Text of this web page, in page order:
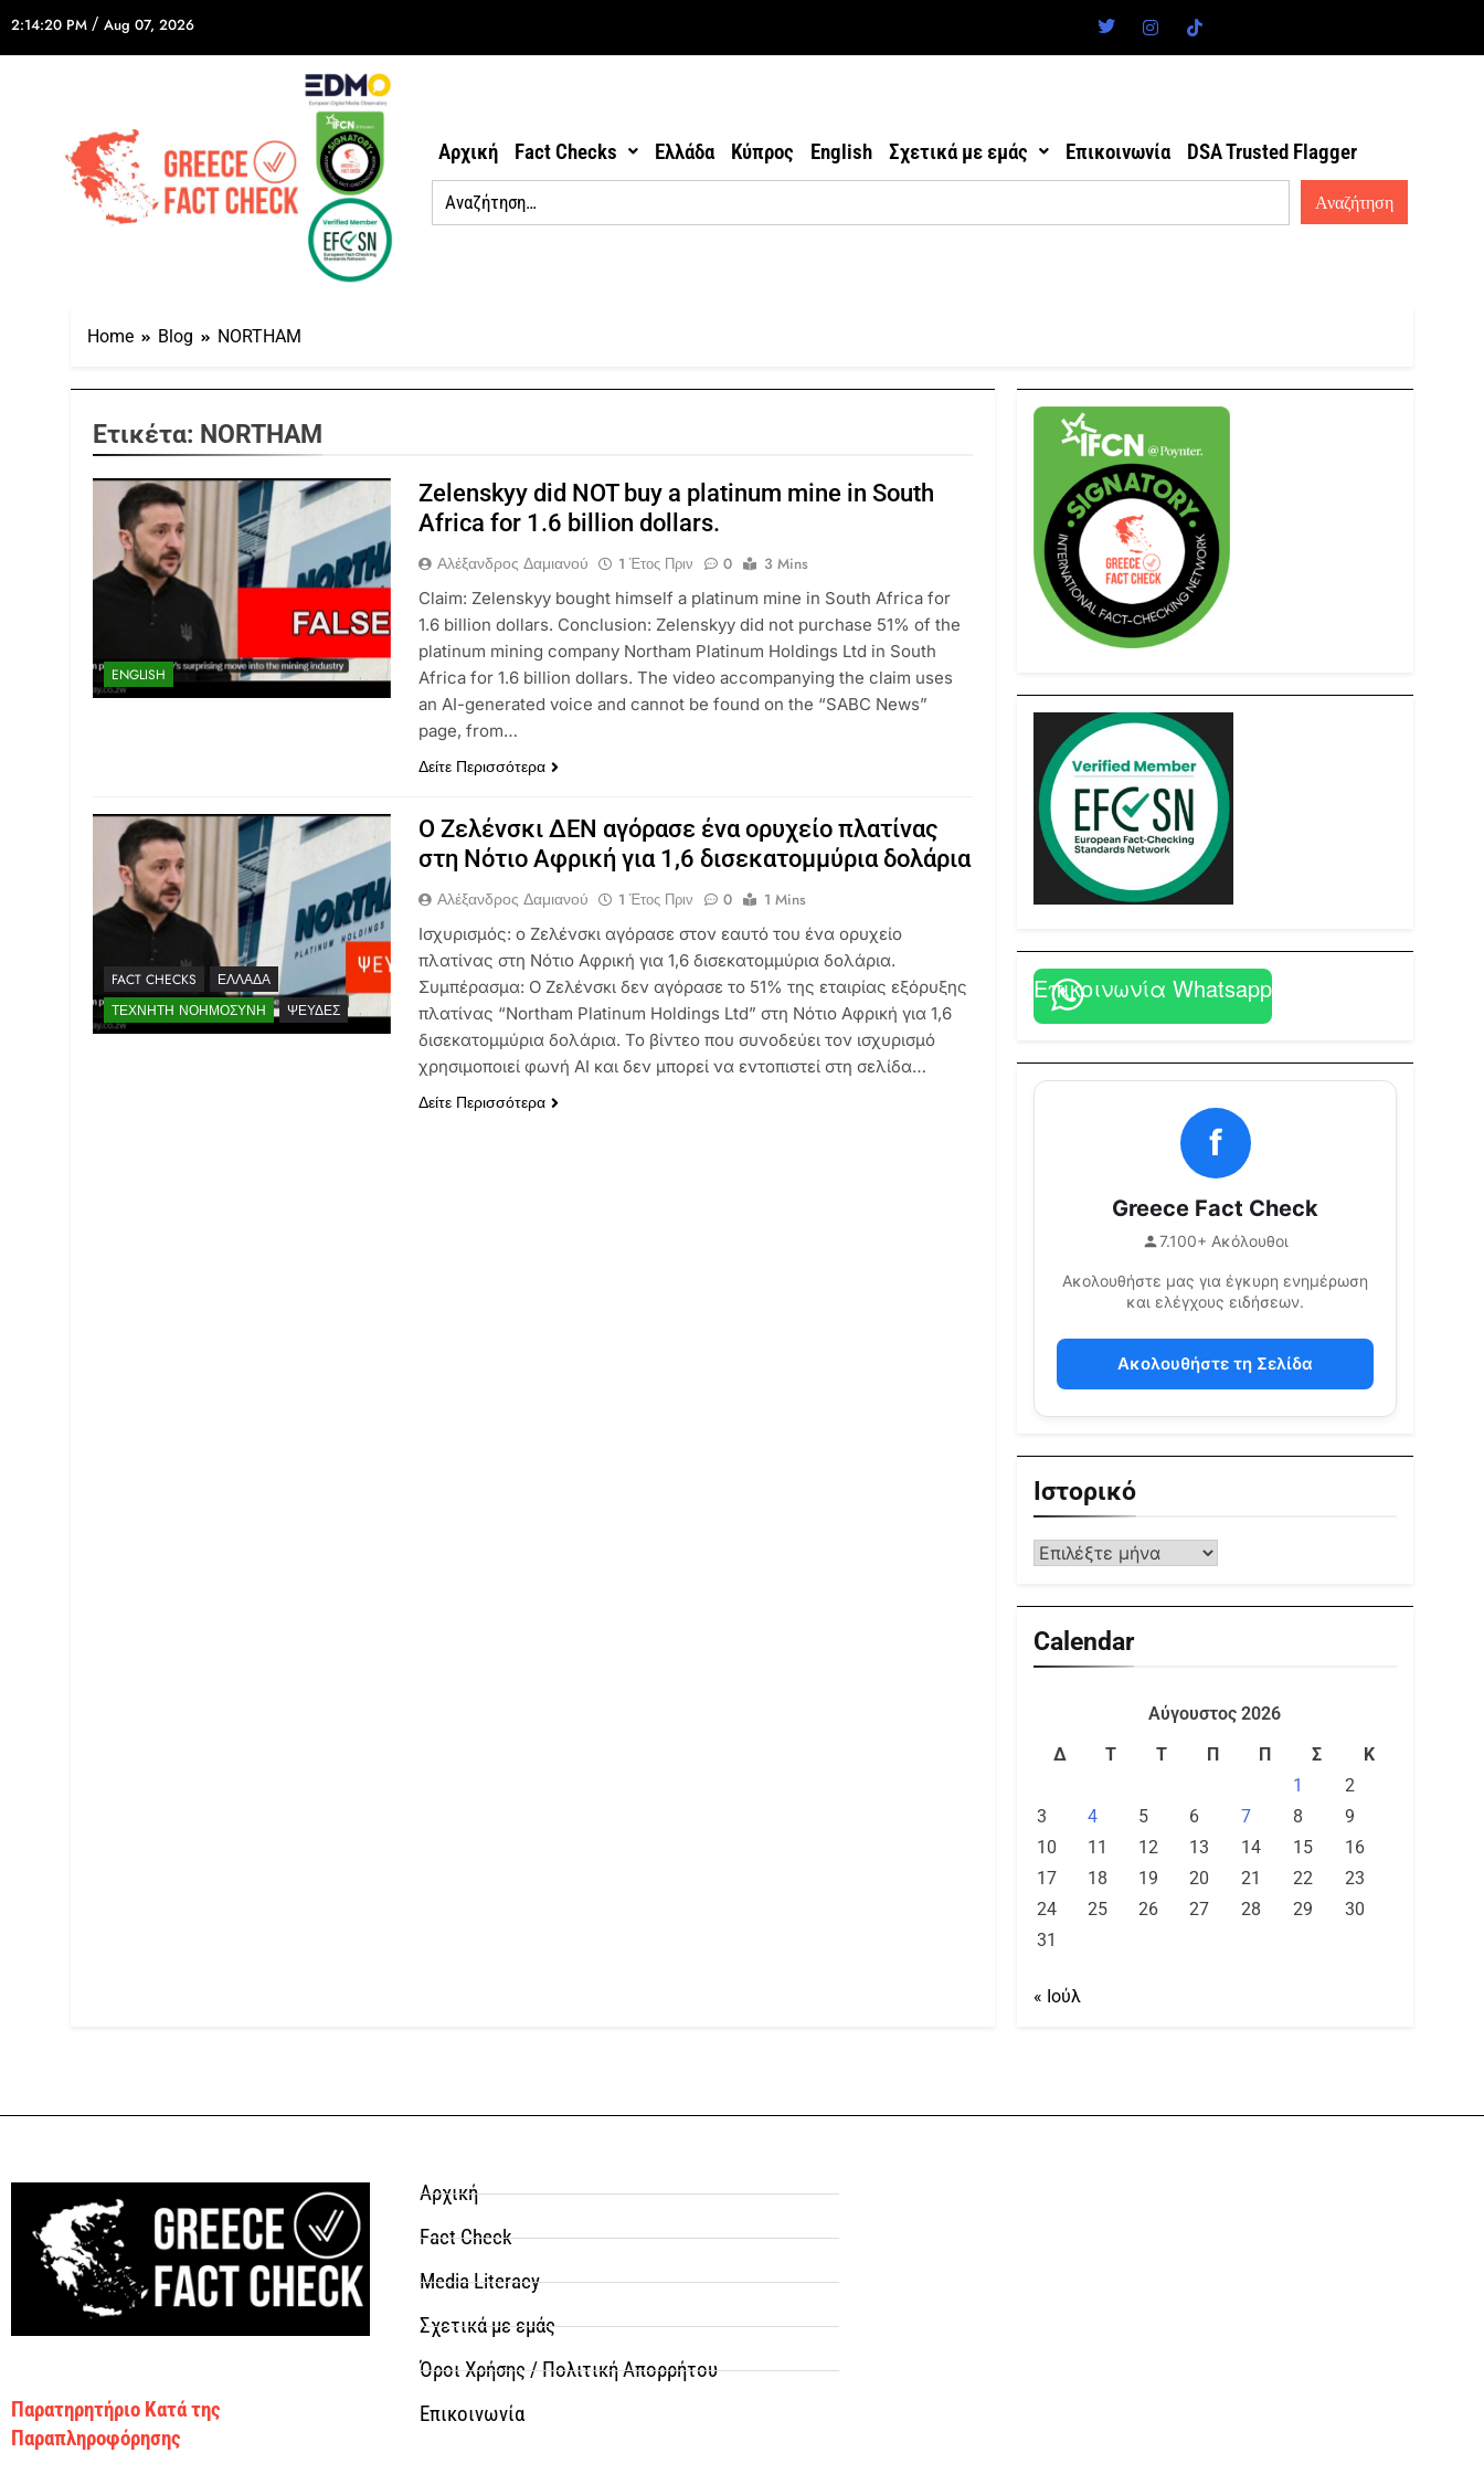
2:14:20 PM / Aug 07, 2026
Αρχική Fact Checks Ελλάδα Κύπρος English Σχετικά με εμάς Επικοινωνία DSA Trusted Flagger
Home Blog NORTHAM
Ετικέτα: NORTHAM
ENGLISH
Zelenskyy did NOT buy a platinum mine in South
Africa for 1.6 billion dollars.
Αλέξανδρος Δαμιανού 1 Έτος Πριν 0
3 Mins
Claim: Zelenskyy bought himself a platinum mine in South Africa for
1.6 billion dollars. Conclusion: Zelenskyy did not purchase 51% of the
platinum mining company Northam Platinum Holdings Ltd in South
Africa for 1.6 billion dollars. The video accompanying the claim uses
an AI-generated voice and cannot be found on the “SABC News”
page, from…
Δείτε Περισσότερα
FACT CHECKS
ΕΛΛΆΔΑ
ΤΕΧΝΗΤΉ ΝΟΗΜΟΣΎΝΗ
ΨΕΥΔΈΣ
Ο Ζελένσκι ΔΕΝ αγόρασε ένα ορυχείο πλατίνας
στη Νότιο Αφρική για 1,6 δισεκατομμύρια δολάρια
Αλέξανδρος Δαμιανού 1 Έτος Πριν 0
1 Mins
Ισχυρισμός: ο Ζελένσκι αγόρασε στον εαυτό του ένα ορυχείο
πλατίνας στη Νότιο Αφρική για 1,6 δισεκατομμύρια δολάρια.
Συμπέρασμα: Ο Ζελένσκι δεν αγόρασε το 51% της εταιρίας εξόρυξης
πλατίνας “Northam Platinum Holdings Ltd” στη Νότιο Αφρική για 1,6
δισεκατομμύρια δολάρια. Το βίντεο που συνοδεύει τον ισχυρισμό
χρησιμοποιεί φωνή AI και δεν μπορεί να εντοπιστεί στη σελίδα…
Δείτε Περισσότερα
Επικοινωνία Whatsapp
f
Greece Fact Check
7.100+ Ακόλουθοι
Ακολουθήστε μας για έγκυρη ενημέρωση
και ελέγχους ειδήσεων.
Ακολουθήστε τη Σελίδα
Ιστορικό
Calendar
Αύγουστος 2026
Δ
Τ Τ Π Π Σ
Κ
1
2
3
4 5 6 7 8
9
10
11 12 13 14 15
16
17
18 19 20 21 22
23
24
25 26 27 28 29
30
31
« Ιούλ
Παρατηρητήριο Κατά της
Παραπληροφόρησης
Αρχική
Fact Check
Media Literacy
Σχετικά με εμάς
Όροι Χρήσης / Πολιτική Απορρήτου
Επικοινωνία